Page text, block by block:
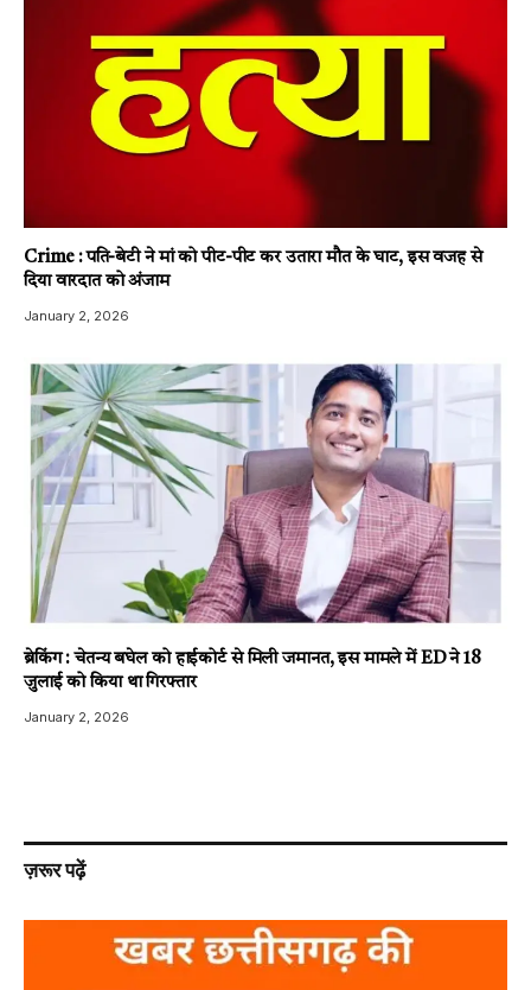
Crime : पति-बेटी ने मां को पीट-पीट कर उतारा मौत के घाट, इस वजह से
दिया वारदात को अंजाम
January 2, 2026
ब्रेकिंग : चेतन्य बघेल को हाईकोर्ट से मिली जमानत, इस मामले में ED ने 18
जुलाई को किया था गिरफ्तार
January 2, 2026
ज़रूर पढ़ें